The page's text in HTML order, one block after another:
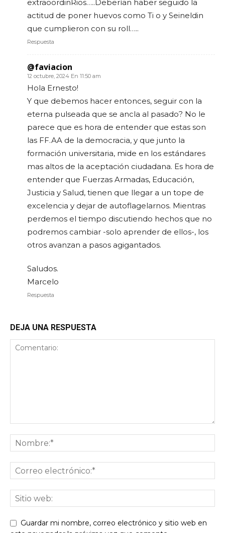
extraoordinRios…..Deberían haber seguido la
actitud de poner huevos como Ti o y Seineldin
que cumplieron con su roll…..
Respuesta
@faviacion
12 octubre, 2024 En 11:50 am
Hola Ernesto!
Y que debemos hacer entonces, seguir con la
eterna pulseada que se ancla al pasado? No le
parece que es hora de entender que estas son
las FF.AA de la democracia, y que junto la
formación universitaria, mide en los estándares
mas altos de la aceptación ciudadana. Es hora de
entender que Fuerzas Armadas, Educación,
Justicia y Salud, tienen que llegar a un tope de
excelencia y dejar de autoflagelarnos. Mientras
perdemos el tiempo discutiendo hechos que no
podremos cambiar -solo aprender de ellos-, los
otros avanzan a pasos agigantados.
Saludos.
Marcelo
Respuesta
DEJA UNA RESPUESTA
Guardar mi nombre, correo electrónico y sitio web en